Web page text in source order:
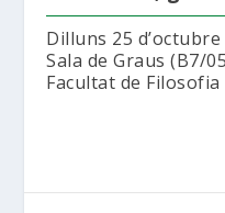
Dilluns 25
Sala de Graus (B7/
Facultat de